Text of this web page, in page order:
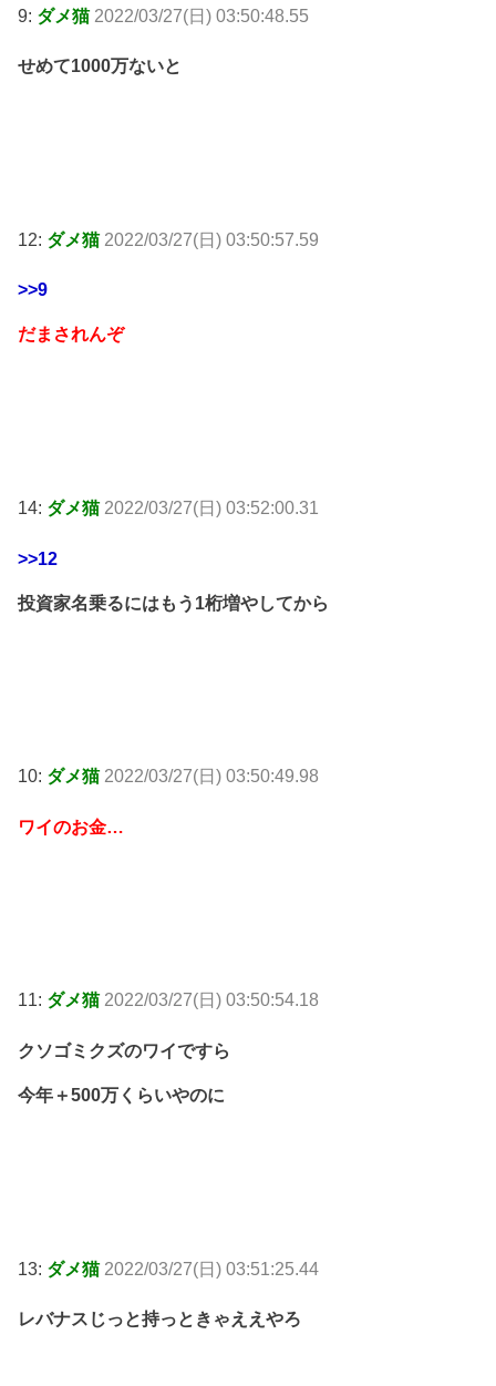
9: ダメ猫 2022/03/27(日) 03:50:48.55
せめて1000万ないと
12: ダメ猫 2022/03/27(日) 03:50:57.59
>>9
だまされんぞ
14: ダメ猫 2022/03/27(日) 03:52:00.31
>>12
投資家名乗るにはもう1桁増やしてから
10: ダメ猫 2022/03/27(日) 03:50:49.98
ワイのお金…
11: ダメ猫 2022/03/27(日) 03:50:54.18
クソゴミクズのワイですら
今年＋500万くらいやのに
13: ダメ猫 2022/03/27(日) 03:51:25.44
レバナスじっと持っときゃええやろ